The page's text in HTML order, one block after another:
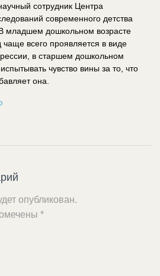
сотрудник Центра
современного детства
В младшем дошкольном возрасте
чаще всего проявляется в виде
в старшем дошкольном
чувство вины за то, что
она.
опубликован.
*